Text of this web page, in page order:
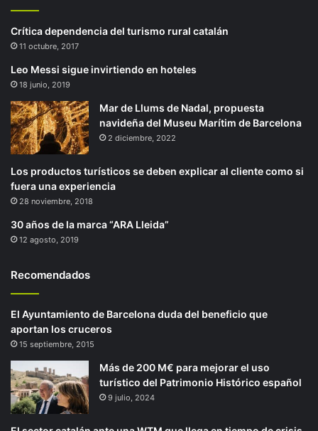
Crítica dependencia del turismo rural catalán
11 octubre, 2017
Leo Messi sigue invirtiendo en hoteles
18 junio, 2019
Mar de Llums de Nadal, propuesta
navideña del Museu Marítim de Barcelona
2 diciembre, 2022
Los productos turísticos se deben explicar al cliente como si
fuera una experiencia
28 noviembre, 2018
30 años de la marca “ARA Lleida”
12 agosto, 2019
Recomendados
El Ayuntamiento de Barcelona duda del beneficio que
aportan los cruceros
15 septiembre, 2015
Más de 200 M€ para mejorar el uso
turístico del Patrimonio Histórico español
9 julio, 2024